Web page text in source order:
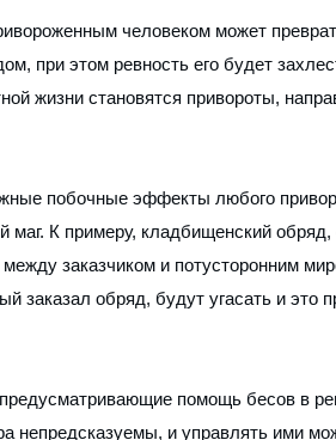
человеком может
при этом ревность его будет
жизни становятся привороты,
побочные эффекты любого
К примеру, кладбищенский
заказчиком и потусторонним
заказал обряд, будут угасать и это
помощь бесов в
непредсказуемы, и управлять ими